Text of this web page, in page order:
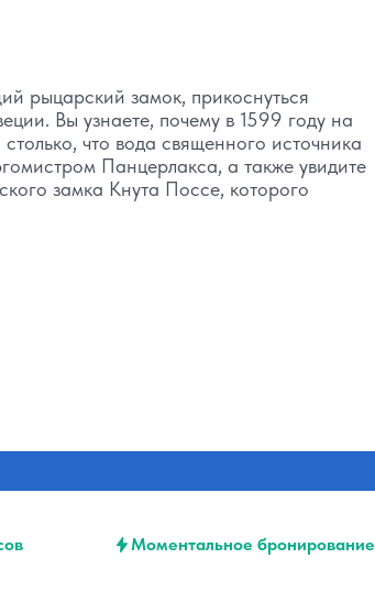
рыцарский замок, прикоснуться
Вы узнаете, почему в 1599 году на
что вода священного источника
Панцерлакса, а также увидите
замка Кнута Поссе, которого
Моментальное бронирование